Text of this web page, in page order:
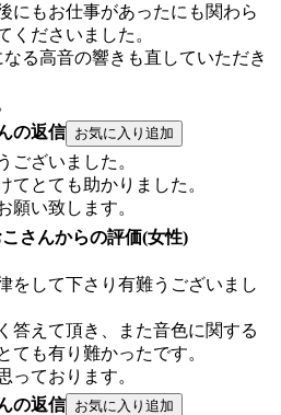
にもお仕事があったにも関わら
くださいました。
る高音の響きも直していただき
の返信
ございました。
てとても助かりました。
願い致します。
こさんからの評価(女性)
をして下さり有難うございまし
答えて頂き、また音色に関する
ても有り難かったです。
っております。
の返信